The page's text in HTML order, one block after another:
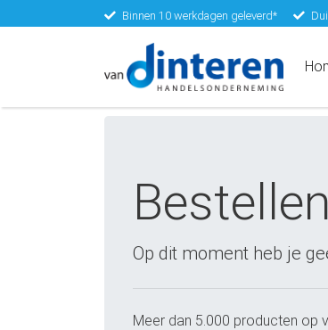
Binnen 10 werkdagen geleverd*
Op dit moment heb je
Meer dan 5.000 producten op